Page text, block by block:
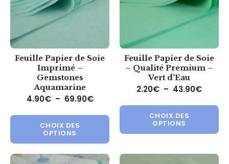
Feuille Papier de Soie
Imprimé –
Gemstones
Aquamarine
4.90€ – 69.90€Plage de prix : 4.90€ à 69.90€
CHOIX DES
OPTIONS
Ce produit a plusieurs
Feuille Papier de Soie
– Qualité Premium –
Vert d’Eau
2.20€ – 43.90€Plage
CHOIX DES
OPTIONS